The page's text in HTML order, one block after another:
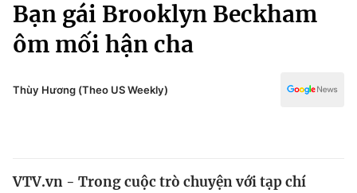
Chuyên mục
Chính trị
Kinh tế
Thể thao
Truyền hình
Y tế
Bạn gái Brooklyn Beckham
ôm mối hận cha
Thùy Hương (Theo US Weekly)
VTV.vn - Trong cuộc trò chuyện với tạp chí